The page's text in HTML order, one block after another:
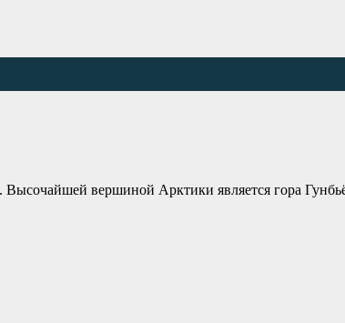
вершиной Арктики является гора